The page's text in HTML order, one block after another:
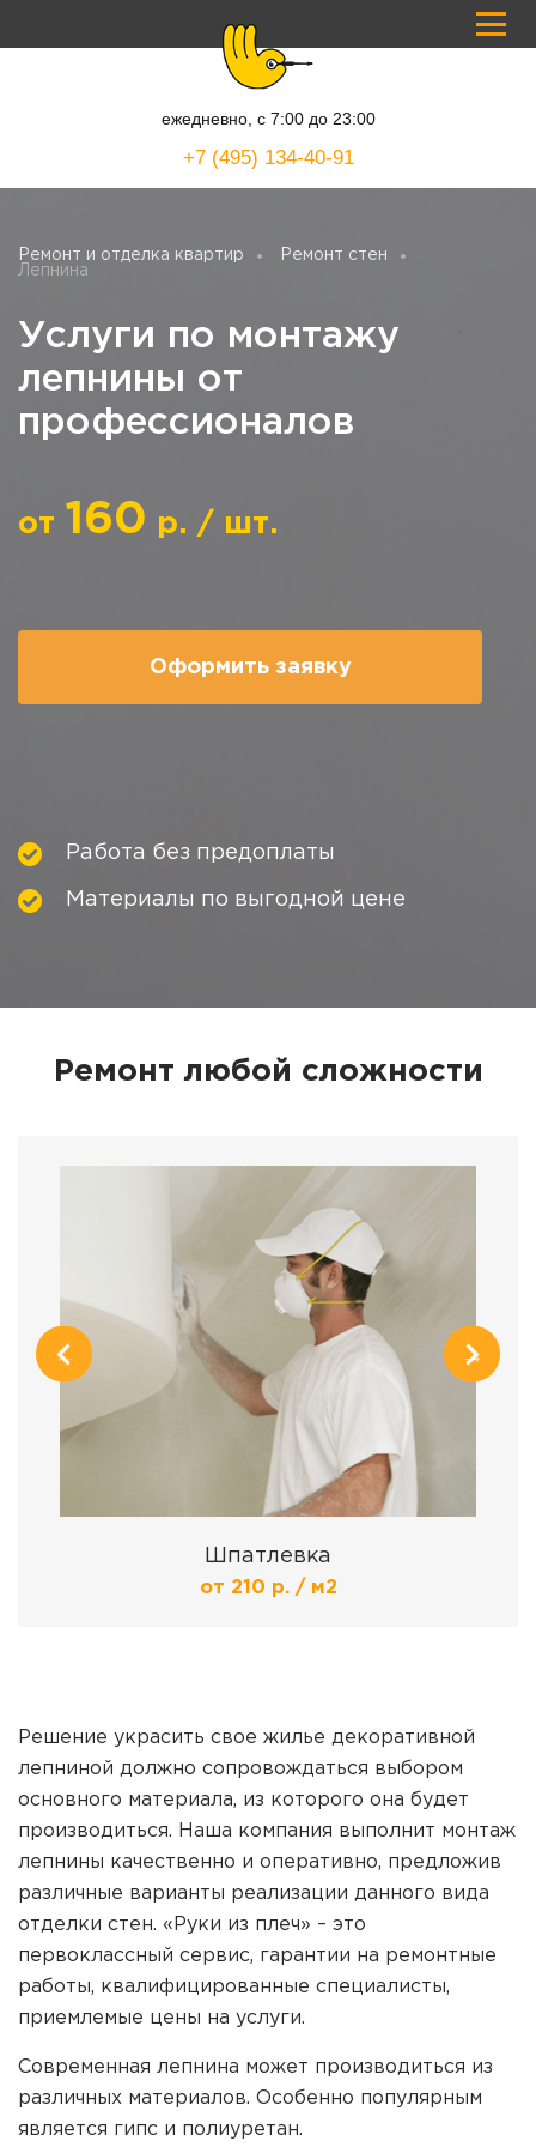
ежедневно, с 7:00до 23:00
+7 (495) 134-40-91
Ремонт и отделка квартир
Ремонт стен
Лепнина
Услуги по монтажу
лепнины от
профессионалов
от 160 р. / шт.
Оформить заявку
Работа без предоплаты
Материалы по выгодной цене
Ремонт любой сложности
Шпатлевка
от 210 р. / м2
Решение украсить свое жилье декоративной
лепниной должно сопровождаться выбором
основного материала, из которого она будет
производиться. Наша компания выполнит монтаж
лепнины качественно и оперативно, предложив
различные варианты реализации данного вида
отделки стен. «Руки из плеч» – это
первоклассный сервис, гарантии на ремонтные
работы, квалифицированные специалисты,
приемлемые цены на услуги.
Современная лепнина может производиться из
различных материалов. Особенно популярным
является гипс и полиуретан.